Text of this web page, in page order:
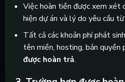
Việc hoàn tiền được xem xét
hiện dự án và lý do yêu cầu từ
Tất cả các khoản phí phát
tên miền, hosting, bản quyền
được hoàn trả.